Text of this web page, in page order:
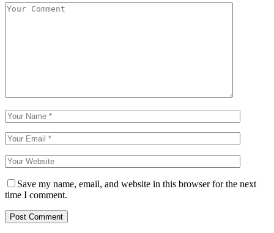
Save my name, email, and website in this browser for the next
time I comment.